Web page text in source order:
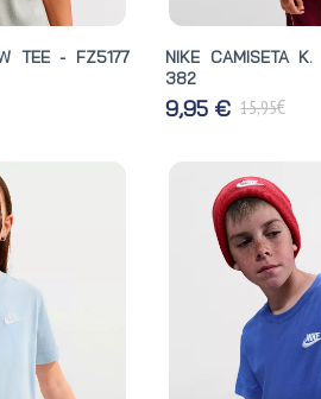
TEE - FZ5177
NIKE CAMISETA
382
9,95 € 15,95€